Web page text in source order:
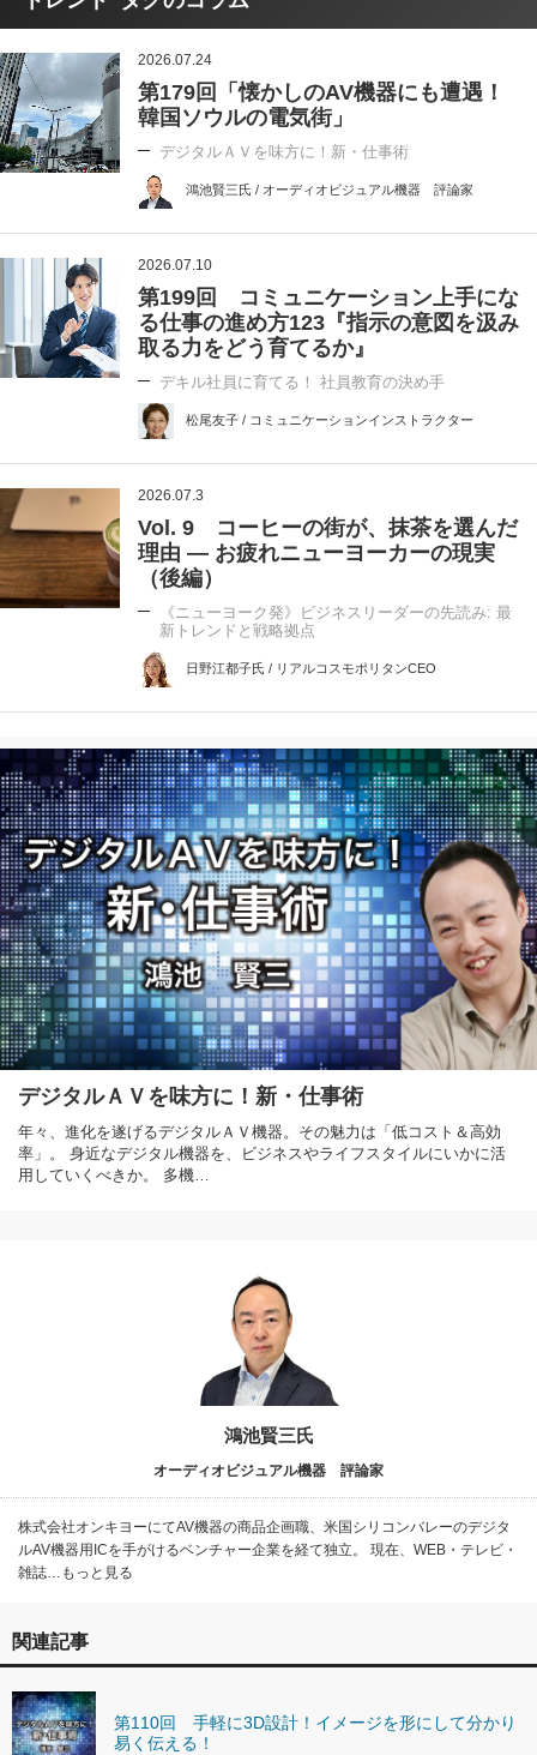
2026.07.24
第179回「懐かしのAV機器にも遭遇！
韓国ソウルの電気街」
デジタルＡＶを味方に！新・仕事術
鴻池賢三氏 / オーディオビジュアル機器 評論家
2026.07.10
第199回 コミュニケーション上手にな
る仕事の進め方123『指示の意図を汲み
取る力をどう育てるか』
デキル社員に育てる！ 社員教育の決め手
松尾友子 / コミュニケーションインストラクター
2026.07.3
Vol. 9 コーヒーの街が、抹茶を選んだ
理由 ― お疲れニューヨーカーの現実
（後編）
《ニューヨーク発》ビジネスリーダーの先読み: 最
新トレンドと戦略拠点
日野江都子氏 / リアルコスモポリタンCEO
デジタルＡＶを味方に！新・仕事術
年々、進化を遂げるデジタルＡＶ機器。その魅力は「低コスト＆高効
率」。 身近なデジタル機器を、ビジネスやライフスタイルにいかに活
用していくべきか。 多機…
鴻池賢三氏
オーディオビジュアル機器 評論家
株式会社オンキヨーにてAV機器の商品企画職、米国シリコンバレーのデジタ
ルAV機器用ICを手がけるベンチャー企業を経て独立。 現在、WEB・テレビ・
雑誌…もっと見る
関連記事
第110回 手軽に3D設計！イメージを形にして分かり
易く伝える！